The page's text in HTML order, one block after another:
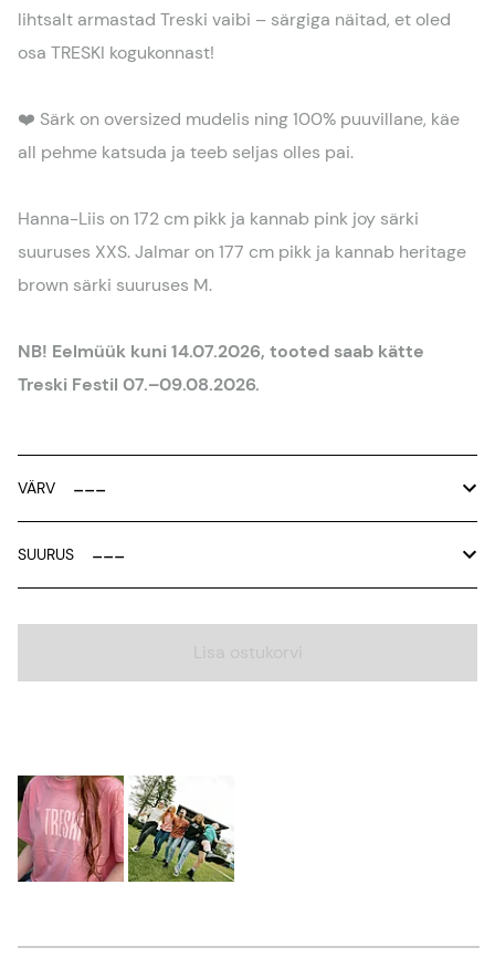
lihtsalt armastad Treski vaibi – särgiga näitad, et oled
osa TRESKI kogukonnast!
❤️ Särk on oversized mudelis ning 100% puuvillane, käe
all pehme katsuda ja teeb seljas olles pai.
Hanna-Liis on 172 cm pikk ja kannab pink joy särki
suuruses XXS. Jalmar on 177 cm pikk ja kannab heritage
brown särki suuruses M.
NB! Eelmüük kuni 14.07.2026, tooted saab kätte
Treski Festil 07.–09.08.2026.
VÄRV
SUURUS